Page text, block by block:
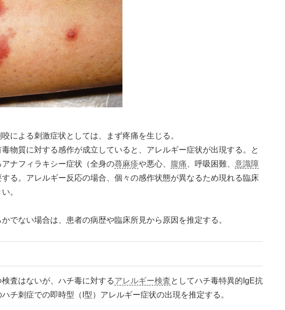
による刺激症状としては、まず疼痛を生じる。
物質に対する感作が成立していると、アレルギー症状が出現する。と
ナフィラキシー症状（全身の蕁麻疹や悪心、 腹痛 、呼吸困難、 意識障
る。アレルギー反応の場合、個々の感作状態が異なるため現れる臨床
。
でない場合は、患者の病歴や臨床所見から原因を推定する。
査はないが、ハチ毒に対するアレルギー検査としてハチ毒特異的IgE抗
チ刺症での即時型（I型）アレルギー症状の出現を推定する。